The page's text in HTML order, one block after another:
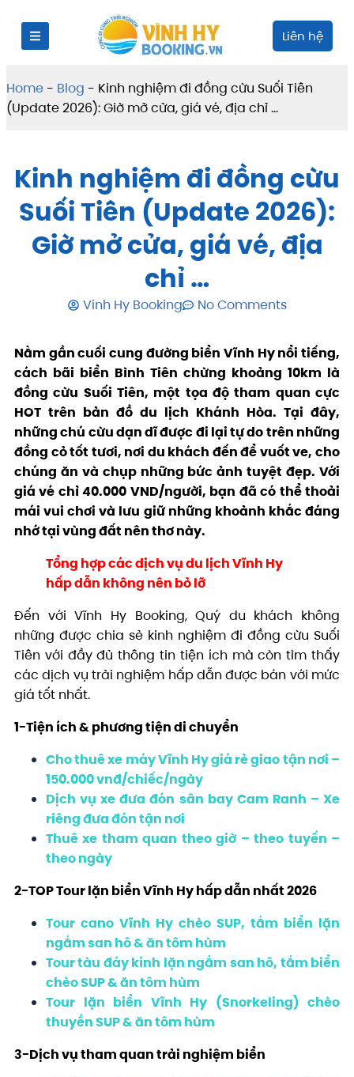
Liên hệ
Home - Blog - Kinh nghiệm đi đồng cừu Suối Tiên
(Update 2026): Giờ mở cửa, giá vé, địa chỉ …
Kinh nghiệm đi đồng cừu
Suối Tiên (Update 2026):
Giờ mở cửa, giá vé, địa
chỉ …
Vinh Hy Booking No Comments
Nằm gần cuối cung đường biển Vĩnh Hy nổi tiếng,
cách bãi biển Bình Tiên chừng khoảng 10km là
đồng cừu Suối Tiên, một tọa độ tham quan cực
HOT trên bản đồ du lịch Khánh Hòa. Tại đây,
những chú cừu dạn dĩ được đi lại tự do trên những
đồng cỏ tốt tươi, nơi du khách đến để vuốt ve, cho
chúng ăn và chụp những bức ảnh tuyệt đẹp. Với
giá vé chỉ 40.000 VND/người, bạn đã có thể thoải
mái vui chơi và lưu giữ những khoảnh khắc đáng
nhớ tại vùng đất nên thơ này.
Tổng hợp các dịch vụ du lịch Vĩnh Hy
hấp dẫn không nên bỏ lỡ
Đến với Vĩnh Hy Booking, Quý du khách không
những được chia sẻ kinh nghiệm đi đồng cừu Suối
Tiên với đầy đủ thông tin tiện ích mà còn tìm thấy
các dịch vụ trải nghiệm hấp dẫn được bán với mức
giá tốt nhất.
1-Tiện ích & phương tiện di chuyển
Cho thuê xe máy Vĩnh Hy giá rẻ giao tận nơi –
150.000 vnđ/chiếc/ngày
Dịch vụ xe đưa đón sân bay Cam Ranh – Xe
riêng đưa đón tận nơi
Thuê xe tham quan theo giờ – theo tuyến –
theo ngày
2-TOP Tour lặn biển Vĩnh Hy hấp dẫn nhất 2026
Tour cano Vĩnh Hy chèo SUP, tắm biển lặn
ngắm san hô & ăn tôm hùm
Tour tàu đáy kính lặn ngắm san hô, tắm biển
chèo SUP & ăn tôm hùm
Tour lặn biển Vĩnh Hy (Snorkeling) chèo
thuyền SUP & ăn tôm hùm
3-Dịch vụ tham quan trải nghiệm biển